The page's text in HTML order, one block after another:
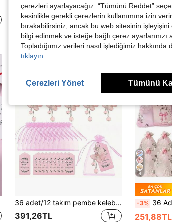
420,34TL
36 adet/12 takım pembe kelebek kolye anahtarlık, 12 anahtarlık + 12 pembe organze çanta + 12 teşekkür kartı dahil, doğum günü partileri, düğün hediyeleri, çanta süslemeleri ve tatilden dönüş için küçük hediyeler için uygundur
391,26TL
4
-3% 36 Adet/12 Set Kelebek Anahtarlık Hediye Seti, 12 Adet
251,88TL
çerezleri ayarlayacağız. “Tümünü Reddet”
kesinlikle gerekli çerezlerin kullanımına izin
bırakabilirsiniz, ancak bu web sitesinin
bilgi edinmek ve isteğe bağlı çerez
Topladığımız verileri nasıl işlediğimiz
tıklayın.
Çerezleri Yönet Tümünü